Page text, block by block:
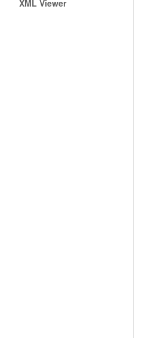
XML Viewer